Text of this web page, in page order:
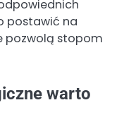
postawić na
pozwolą stopom
warto